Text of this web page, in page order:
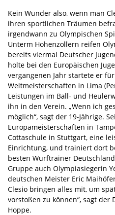
Kein Wunder also, wenn man
ihren sportlichen Träumen
irgendwann zu Olympischen
Unterm Hohenzollern reifen
bereits viermal Deutscher
holte bei den Europäischen
vergangenen Jahr startete er
Weltmeisterschaften in Lima
Leistungen im Ball- und
ihn in den Verein. „Wenn ich
möglich“, sagt der 19-Jährige.
Europameisterschaften in
Cottaschule in Stuttgart, eine
Einrichtung, und trainiert dort
besten Wurftrainer
Gruppe auch Olympiasiegerin
deutschen Meister Eric
Clesio bringen alles mit, um
vorstoßen zu können“, sagt der
Hoppe.